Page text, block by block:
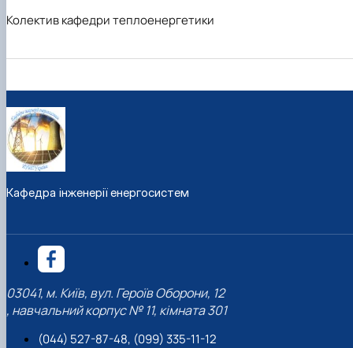
Колектив кафедри теплоенергетики
Кафедра інженерії енергосистем
03041, м. Київ, вул. Героїв Оборони, 12
, навчальний корпус № 11, кімната 301
(044) 527-87-48, (099) 335-11-12